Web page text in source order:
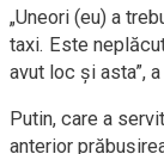
„Uneori (eu) a
taxi. Este
avut loc şi asta”,
Putin, care a
anterior